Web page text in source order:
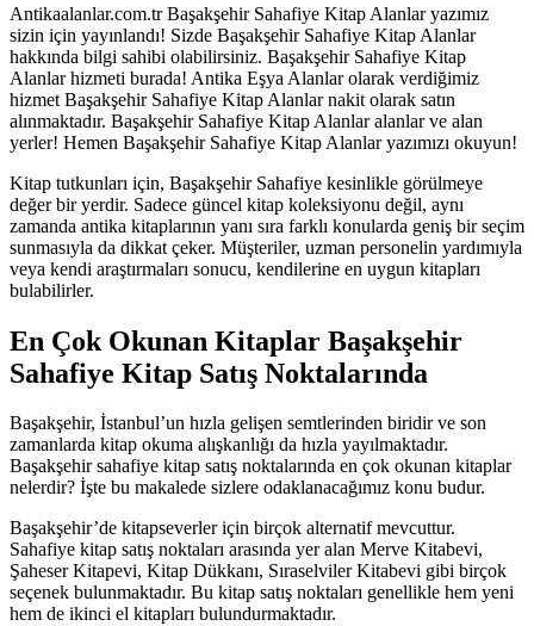
Antikaalanlar.com.tr Başakşehir Sahafiye Kitap Alanlar yazımız
sizin için yayınlandı! Sizde Başakşehir Sahafiye Kitap Alanlar
hakkında bilgi sahibi olabilirsiniz. Başakşehir Sahafiye Kitap
Alanlar hizmeti burada! Antika Eşya Alanlar olarak verdiğimiz
hizmet Başakşehir Sahafiye Kitap Alanlar nakit olarak satın
alınmaktadır. Başakşehir Sahafiye Kitap Alanlar alanlar ve alan
yerler! Hemen Başakşehir Sahafiye Kitap Alanlar yazımızı okuyun!
Kitap tutkunları için, Başakşehir Sahafiye kesinlikle görülmeye
değer bir yerdir. Sadece güncel kitap koleksiyonu değil, aynı
zamanda antika kitaplarının yanı sıra farklı konularda geniş bir seçim
sunmasıyla da dikkat çeker. Müşteriler, uzman personelin yardımıyla
veya kendi araştırmaları sonucu, kendilerine en uygun kitapları
bulabilirler.
En Çok Okunan Kitaplar Başakşehir
Sahafiye Kitap Satış Noktalarında
Başakşehir, İstanbul’un hızla gelişen semtlerinden biridir ve son
zamanlarda kitap okuma alışkanlığı da hızla yayılmaktadır.
Başakşehir sahafiye kitap satış noktalarında en çok okunan kitaplar
nelerdir? İşte bu makalede sizlere odaklanacağımız konu budur.
Başakşehir’de kitapseverler için birçok alternatif mevcuttur.
Sahafiye kitap satış noktaları arasında yer alan Merve Kitabevi,
Şaheser Kitapevi, Kitap Dükkanı, Sıraselviler Kitabevi gibi birçok
seçenek bulunmaktadır. Bu kitap satış noktaları genellikle hem yeni
hem de ikinci el kitapları bulundurmaktadır.